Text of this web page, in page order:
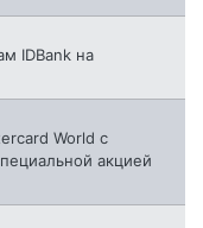
IDBank на
World с
акцией